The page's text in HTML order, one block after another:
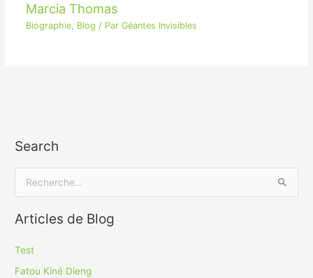
Marcia Thomas
Biographie, Blog / Par Géantes Invisibles
Search
c
Articles de Blog
Test
Fatou Kiné Dieng